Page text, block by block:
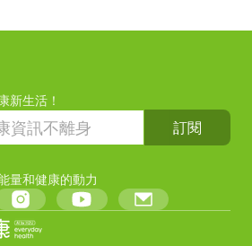
新生活！
訂閱
量和健康的動力